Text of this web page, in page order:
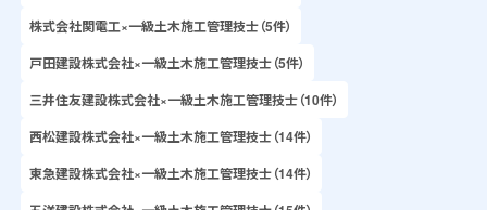
株式会社関電工×一級土木施工管理技士（5件）
戸田建設株式会社×一級土木施工管理技士（5件）
三井住友建設株式会社×一級土木施工管理技士（10件）
西松建設株式会社×一級土木施工管理技士（14件）
東急建設株式会社×一級土木施工管理技士（14件）